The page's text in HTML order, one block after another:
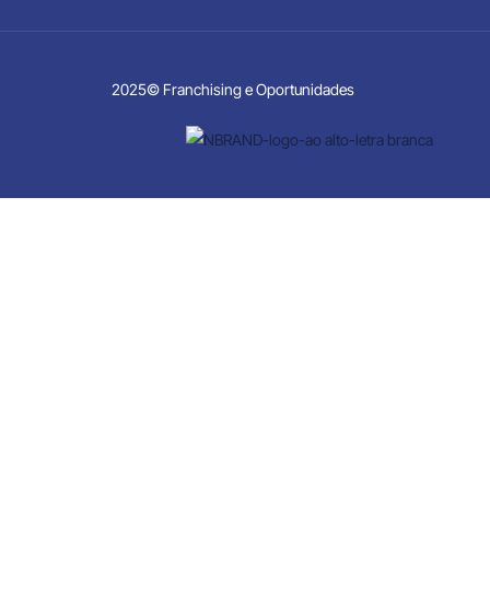
2025© Franchising e Oportunidades